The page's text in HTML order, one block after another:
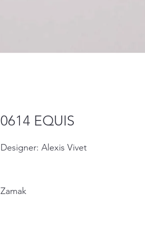
0614 EQUIS
Designer: Alexis Vivet
Zamak